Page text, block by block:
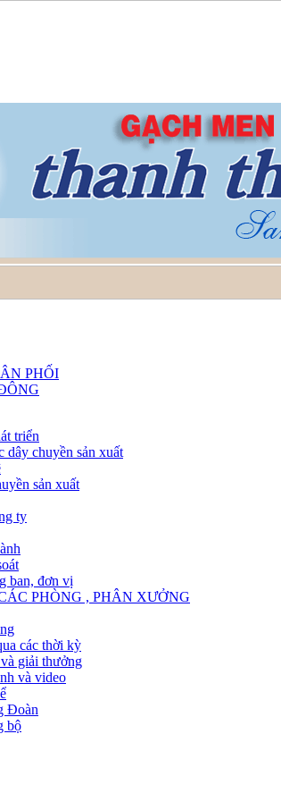
PHỐI
triển
dây chuyền sản xuất
sản xuất
ty
ban, đơn vị
PHÒNG , PHÂN XƯỞNG
các thời kỳ
giải thưởng
và video
Đoàn
bộ